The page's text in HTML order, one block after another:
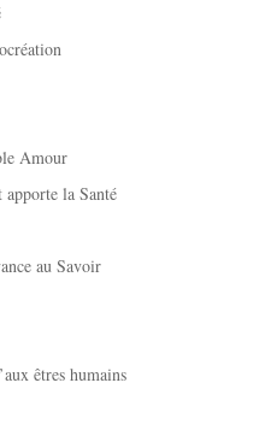
Amour
la Santé
au Savoir
êtres humains